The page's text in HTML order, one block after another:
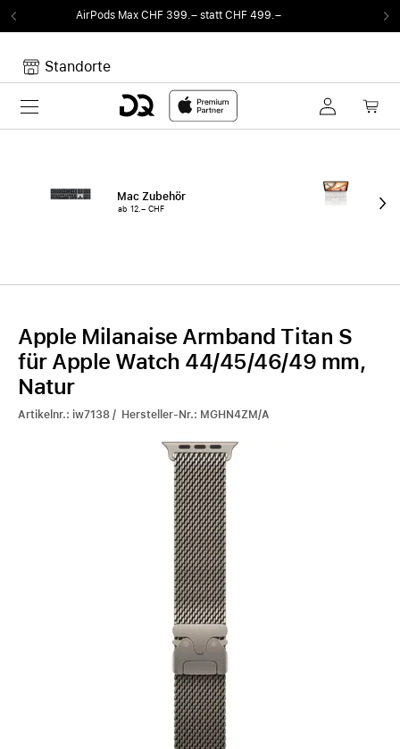
CHF 399.– statt CHF 499.– Von Sound
Standorte
Toggle navigation
Mac Zubehör
ab 12.– CHF ab
Apple Milanaise Armband Titan S
für Apple Watch 44/45/46/49 mm,
Natur
Artikelnr.: iw7138 / Hersteller-Nr.: MGHN4ZM/A